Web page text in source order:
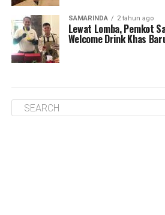
SAMARINDA 2 tahun ago
Lewat Lomba, Pemkot
Welcome Drink Khas